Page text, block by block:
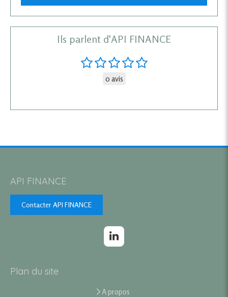
Ils parlent d'API FINANCE
0 avis
API FINANCE
Contacter API FINANCE
Plan du site
A propos